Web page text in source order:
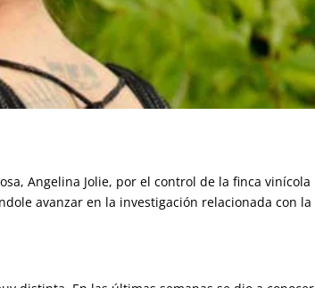
Angelina Jolie, por el control de la finca vinícola
avanzar en la investigación relacionada con la